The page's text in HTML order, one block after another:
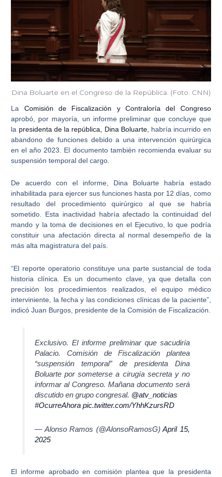
Dina Boluarte en el Congreso de la República. (Foto: CNN)
La Comisión de Fiscalización y Contraloría del Congreso
aprobó, por mayoría, un informe preliminar que concluye que
la presidenta de la república, Dina Boluarte, habría incurrido en
abandono de funciones debido a una intervención quirúrgica
en el año 2023. El documento también recomienda evaluar su
suspensión temporal del cargo.
De acuerdo con el informe, Dina Boluarte habría estado
inhabilitada para ejercer sus funciones hasta por 12 días, como
resultado del procedimiento quirúrgico al que se habría
sometido. Esta inactividad habría afectado la continuidad del
mando y la toma de decisiones en el Ejecutivo, lo que podría
constituir una afectación directa al normal desempeño de la
más alta magistratura del país.
“El reporte operatorio constituye una parte sustancial de toda
historia clínica. Es un documento clave, ya que detalla con
precisión los procedimientos realizados, el equipo médico
interviniente, la fecha y las condiciones clínicas de la paciente”,
indicó Juan Burgos, presidente de la Comisión de Fiscalización.
Exclusivo. El informe preliminar que sacudiría
Palacio. Comisión de Fiscalización plantea
“suspensión temporal” de presidenta Dina
Boluarte por someterse a cirugía secreta y no
informar al Congreso. Mañana documento será
discutido en grupo congresal. @atv_noticias
#OcurreAhora pic.twitter.com/YhhKzursRD
— Alonso Ramos (@AlonsoRamosG)April 15,
2025
El informe aprobado en comisión plantea que la presidenta